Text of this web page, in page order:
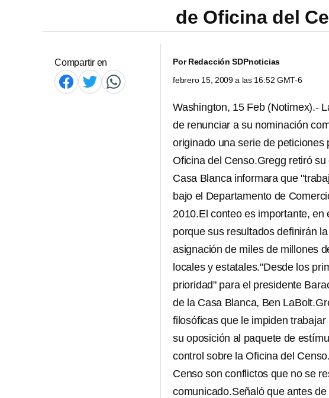
de Oficina del
Compartir en PorRedacción SDPnoticias
febrero 15, 2009 a las 16:52 GMT-6
Washington, 15 Feb (Notimex).-
de renunciar a su nominación
originado una serie de
Oficina del Censo.Gregg retiró
Casa Blanca informara que
bajo el Departamento de
2010.El conteo es importante,
porque sus resultados definirán
asignación de miles de millones
locales y estatales."Desde los
prioridad" para el presidente
de la Casa Blanca, Ben
filosóficas que le impiden
su oposición al paquete de
control sobre la Oficina del
Censo son conflictos que no se
comunicado.Señaló que antes